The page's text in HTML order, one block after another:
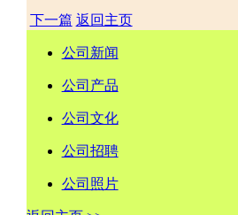
下一篇 返回主页
公司新闻
公司产品
公司文化
公司招聘
公司照片